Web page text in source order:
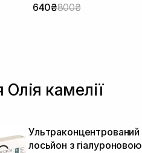
640₴800₴
камелії
Ультраконцентрований
лосьйон з гіалуроновою